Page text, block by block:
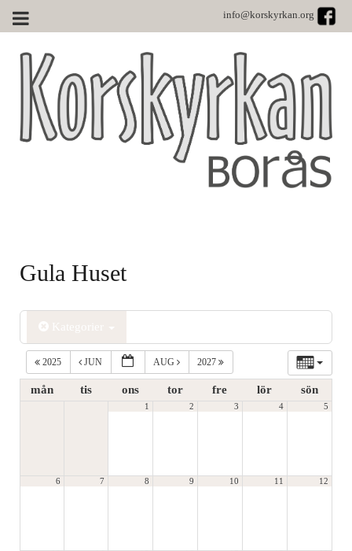
info@korskyrkan.org
Gula Huset
2025 JUN AUG 2027
mån tis ons tor fre lör sön
1 2 3 4 5
6 7 8 9 10 11 12